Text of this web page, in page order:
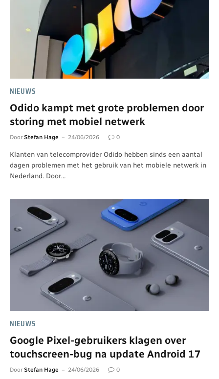
NIEUWS
Odido kampt met grote problemen door
storing met mobiel netwerk
Door Stefan Hage 24/06/2026 0
Klanten van telecomprovider Odido hebben sinds een aantal
dagen problemen met het gebruik van het mobiele netwerk in
Nederland. Door…
NIEUWS
Google Pixel-gebruikers klagen over
touchscreen-bug na update Android 17
Door Stefan Hage 24/06/2026 0